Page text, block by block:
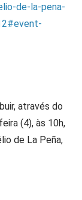
de-la-pena-
através do
(4), às 10h,
de La Peña,